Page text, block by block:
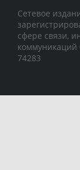
Сетевое
сфере связи,
74283